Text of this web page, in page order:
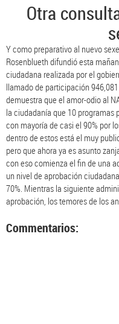
Otra
Y como preparativo al nuevo
Rosenblueth difundió esta
ciudadana realizada por el
llamado de participación
demuestra que el amor-odio al
la ciudadanía que 10 programas
con mayoría de casi el 90% por
dentro de estos está el muy
pero que ahora ya es asunto
con eso comienza el fin de una
un nivel de aprobación
70%. Mientras la siguiente
aprobación, los temores de los
Commentarios: